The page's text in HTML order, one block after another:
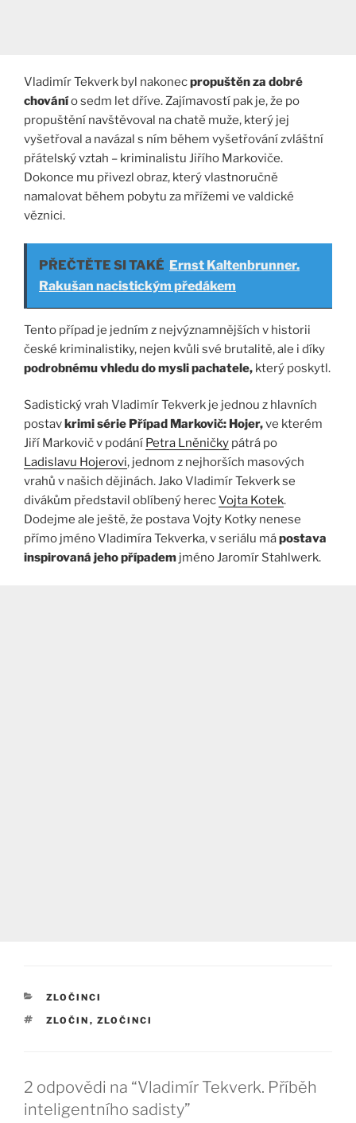
Vladimír Tekverk byl nakonecpropuštěn za dobré
chovánío sedm let dříve. Zajímavostí pak je, že po
propuštění navštěvoval na chatě muže, který jej
vyšetřoval a navázal s ním během vyšetřování zvláštní
přátelský vztah – kriminalistu Jiřího Markoviče.
Dokonce mu přivezl obraz, který vlastnoručně
namalovat během pobytu za mřížemi ve valdické
věznici.
PŘEČTĚTE SI TAKÉ Ernst Kaltenbrunner.
Rakušan nacistickým předákem
Tento případ je jedním z nejvýznamnějších v historii
české kriminalistiky, nejen kvůli své brutalitě, ale i díky
podrobnému vhledu do mysli pachatele, který poskytl​​.
Sadistický vrah Vladimír Tekverk je jednou z hlavních
postavkrimi série Případ Markovič: Hojer,ve kterém
Jiří Markovič v podání Petra Lněničky pátrá po
Ladislavu Hojerovi, jednom z nejhorších masových
vrahů v našich dějinách. Jako Vladimír Tekverk se
divákům představil oblíbený herecVojta Kotek.
Dodejme ale ještě, že postava Vojty Kotky nenese
přímo jméno Vladimíra Tekverka, v seriálu mápostava
inspirovaná jeho případem jméno Jaromír Stahlwerk.
RUBRIKY
ZLOČINCI
ŠTÍTKY
ZLOČIN , ZLOČINCI
2 odpovědi na “Vladimír Tekverk. Příběh
inteligentního sadisty”